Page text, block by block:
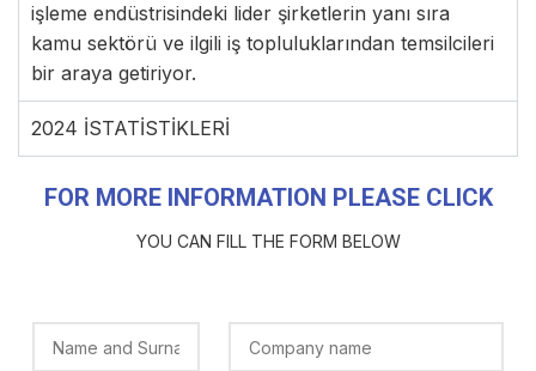
işleme endüstrisindeki lider şirketlerin yanı sıra
kamu sektörü ve ilgili iş topluluklarından temsilcileri
bir araya getiriyor.
2024 İSTATİSTİKLERİ
FOR MORE INFORMATION PLEASE CLICK
YOU CAN FILL THE FORM BELOW